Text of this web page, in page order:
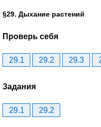
§29. Дыхание растений
Проверь себя
29.1 29.2 29.3
Задания
29.1 29.2